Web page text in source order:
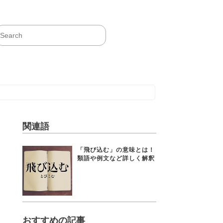
関連語
「飛び込む」の意味とは！
類語や例文など詳しく解釈
おすすめの記事